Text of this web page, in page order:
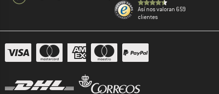
Así nos valoran 659
clientes